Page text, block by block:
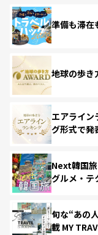
準備も滞
地球の歩き
エアライ
グ形式で発
Next韓国
グルメ・テ
旬な“あの
載 MY